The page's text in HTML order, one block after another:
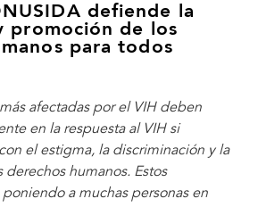
defiende la
promoción de los
para todos
afectadas por el VIH deben
en la respuesta al VIH si
el estigma, la discriminación y la
humanos. Estos
a muchas personas en